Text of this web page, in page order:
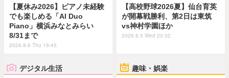
【夏休み2026】ピアノ未経験
でも楽しめる「AI Duo
Piano」横浜みなとみらい
8/31まで
2026.8.6 Thu 19:45
【高校野球2026夏】仙台育英
が開幕戦勝利、第2日は東筑
vs神村学園ほか
2026.8.5 Wed 20:32
デジタル生活 趣味・娯楽